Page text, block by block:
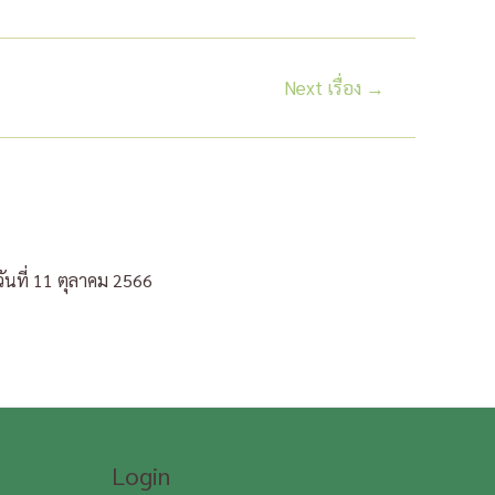
Next เรื่อง →
นที่ 11 ตุลาคม 2566
Login